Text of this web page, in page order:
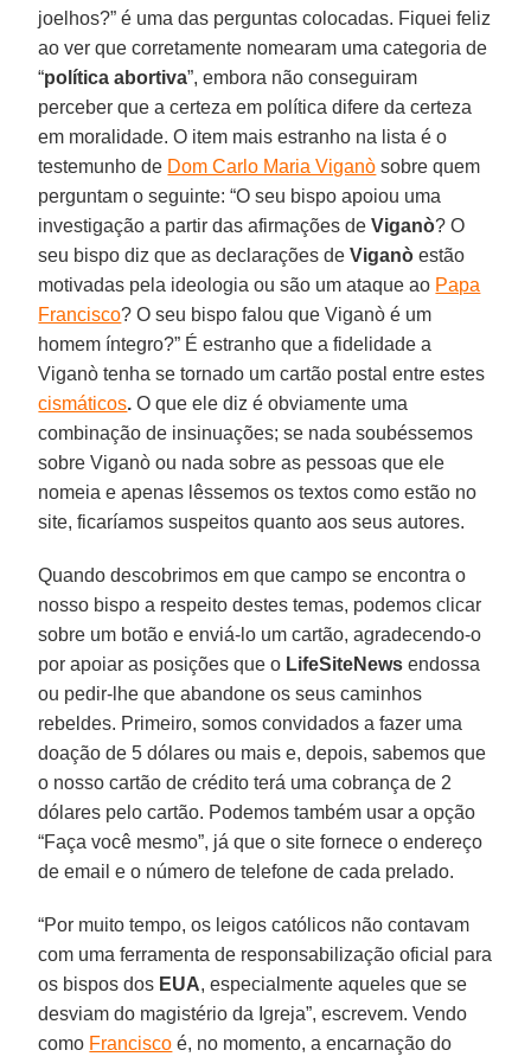
joelhos?” é uma das perguntas colocadas. Fiquei feliz
ao ver que corretamente nomearam uma categoria de
“política abortiva”, embora não conseguiram
perceber que a certeza em política difere da certeza
em moralidade. O item mais estranho na lista é o
testemunho de Dom Carlo Maria Viganò sobre quem
perguntam o seguinte: “O seu bispo apoiou uma
investigação a partir das afirmações deViganò? O
seu bispo diz que as declarações deViganò estão
motivadas pela ideologia ou são um ataque ao Papa
Francisco? O seu bispo falou que Viganò é um
homem íntegro?” É estranho que a fidelidade a
Viganò tenha se tornado um cartão postal entre estes
cismáticos. O que ele diz é obviamente uma
combinação de insinuações; se nada soubéssemos
sobre Viganò ou nada sobre as pessoas que ele
nomeia e apenas lêssemos os textos como estão no
site, ficaríamos suspeitos quanto aos seus autores.
Quando descobrimos em que campo se encontra o
nosso bispo a respeito destes temas, podemos clicar
sobre um botão e enviá-lo um cartão, agradecendo-o
por apoiar as posições que o LifeSiteNews endossa
ou pedir-lhe que abandone os seus caminhos
rebeldes. Primeiro, somos convidados a fazer uma
doação de 5 dólares ou mais e, depois, sabemos que
o nosso cartão de crédito terá uma cobrança de 2
dólares pelo cartão. Podemos também usar a opção
“Faça você mesmo”, já que o site fornece o endereço
de email e o número de telefone de cada prelado.
“Por muito tempo, os leigos católicos não contavam
com uma ferramenta de responsabilização oficial para
os bispos dos EUA, especialmente aqueles que se
desviam do magistério da Igreja”, escrevem. Vendo
como Francisco é, no momento, a encarnação do